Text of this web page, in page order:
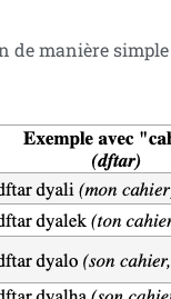
de manière